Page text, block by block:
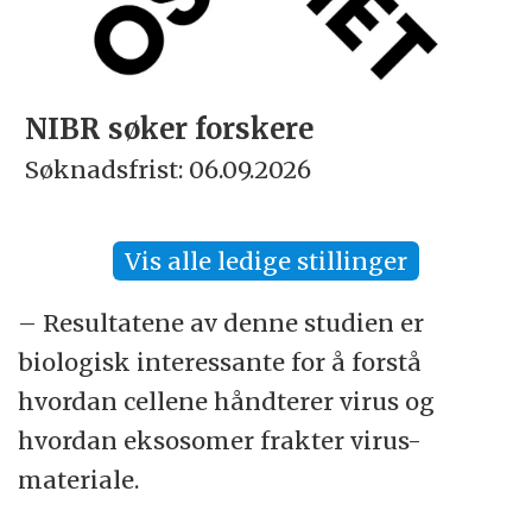
NIBR søker forskere
Søknadsfrist: 06.09.2026
Vis alle ledige stillinger
– Resultatene av denne studien er
biologisk interessante for å forstå
hvordan cellene håndterer virus og
hvordan eksosomer frakter virus-
materiale.